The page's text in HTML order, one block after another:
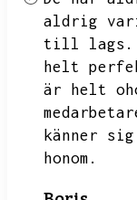
aldrig
till lags.
helt
är helt
känner
honom.